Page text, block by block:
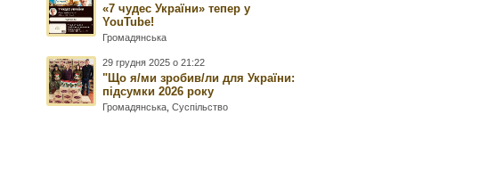
«7 чудес України» тепер у
YouTube!
Громадянська
29 грудня 2025 о 21:22
"Що я/ми зробив/ли для України:
підсумки 2026 року
Громадянська ,Суспільство